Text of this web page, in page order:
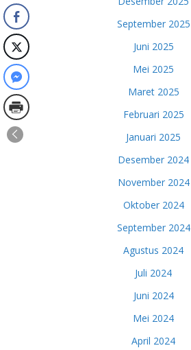
September 2025
Juni 2025
Mei 2025
Maret 2025
Februari 2025
Januari 2025
Desember 2024
November 2024
Oktober 2024
September 2024
Agustus 2024
Juli 2024
Juni 2024
Mei 2024
April 2024